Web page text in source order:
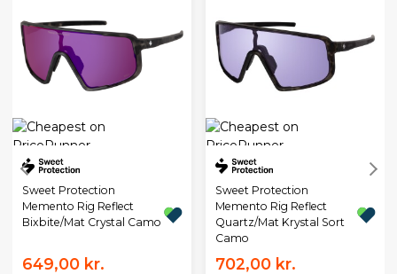
Sweet Protection
Memento Rig Reflect
Bixbite/Mat Crystal Camo
649,00 kr.
Sweet Protection
Memento Rig Reflect
Quartz/Mat Krystal Sort
Camo
702,00 kr.